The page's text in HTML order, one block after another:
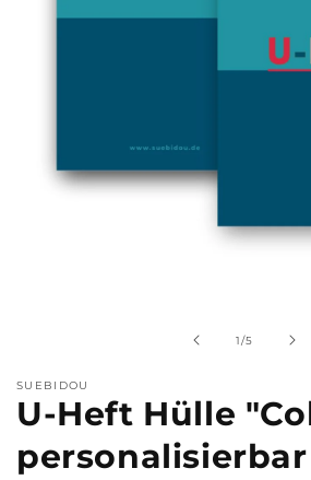
1/von
5
SUEBIDOU
U-Heft Hülle
personalisierbar